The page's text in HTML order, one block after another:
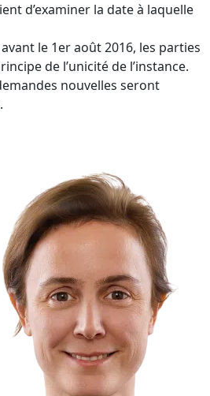
d’examiner la date à laquelle
le 1er août 2016, les parties
de l’unicité de l’instance.
nouvelles seront